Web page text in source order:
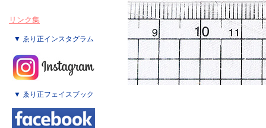
リンク集
▼ ゑり正インスタグラム
▼ ゑり正フェイスブック